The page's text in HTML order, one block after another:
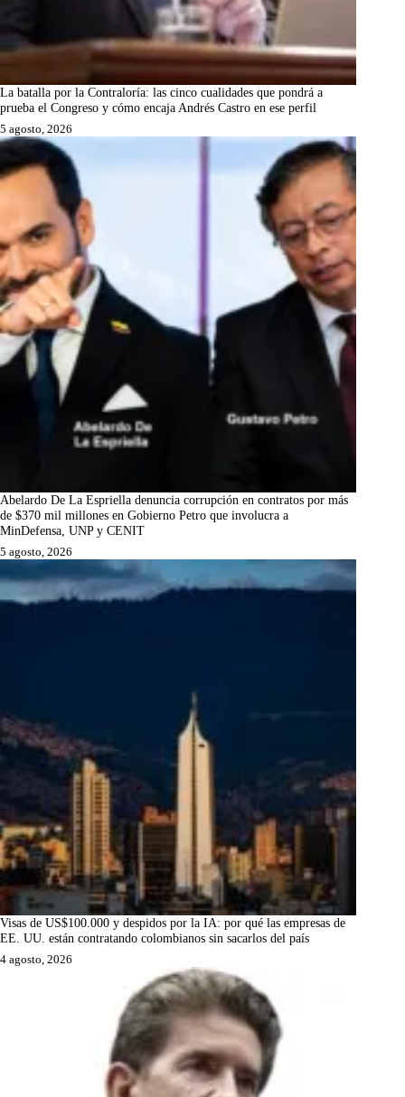
La batalla por la Contraloría: las cinco cualidades que pondrá a
prueba el Congreso y cómo encaja Andrés Castro en ese perfil
5 agosto, 2026
Abelardo De La Espriella denuncia corrupción en contratos por más
de $370 mil millones en Gobierno Petro que involucra a
MinDefensa, UNP y CENIT
5 agosto, 2026
Visas de US$100.000 y despidos por la IA: por qué las empresas de
EE. UU. están contratando colombianos sin sacarlos del país
4 agosto, 2026